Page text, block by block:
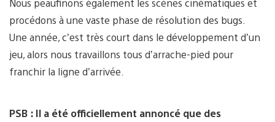
Nous peaufinons également les scènes cinématiques et
procédons à une vaste phase de résolution des bugs.
Une année, c’est très court dans le développement d’un
jeu, alors nous travaillons tous d’arrache-pied pour
franchir la ligne d’arrivée.
PSB : Il a été officiellement annoncé que des